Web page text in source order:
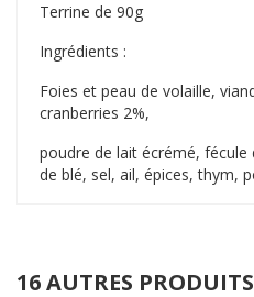
Terrine de 90g
Ingrédients :
Foies et peau de volaille,
cranberries 2%,
poudre de lait écrémé,
de blé, sel, ail, épices, thym,
16 AUTRES